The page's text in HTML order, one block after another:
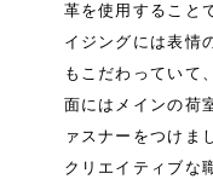
革を使用すること
イジングには表情
もこだわっていて
面にはメインの荷
ァスナーをつけま
クリエイティブな